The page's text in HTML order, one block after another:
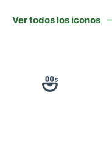
Ver todos los iconos